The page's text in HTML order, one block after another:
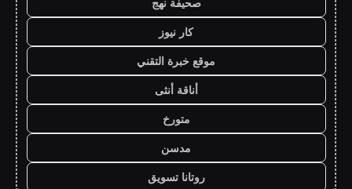
كار نيوز
موقع خبرة التقني
أناقة أنثى
متورخ
مدسن
روتانا تسويق